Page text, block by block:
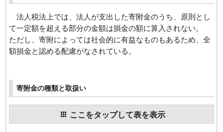
法人税法上では、法人が支出した寄附金のうち、原則とし
て一定額を超える部分の金額は損金の額に算入されない。
ただし、寄附によっては社会的に有益なものもあるため、全
額損金と認める配慮がなされている。
寄附金の種類と取扱い
ここをタップして表を表示